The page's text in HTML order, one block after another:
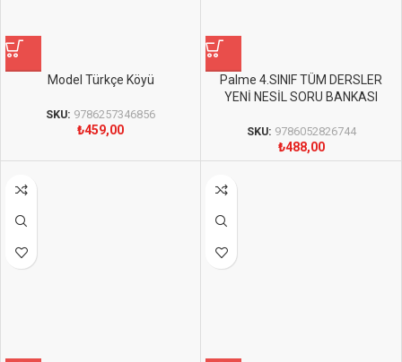
Model Türkçe Köyü
SKU: 9786257346856
₺459,00
Palme 4.SINIF TÜM DERSLER
YENİ NESİL SORU BANKASI
SKU: 9786052826744
₺488,00